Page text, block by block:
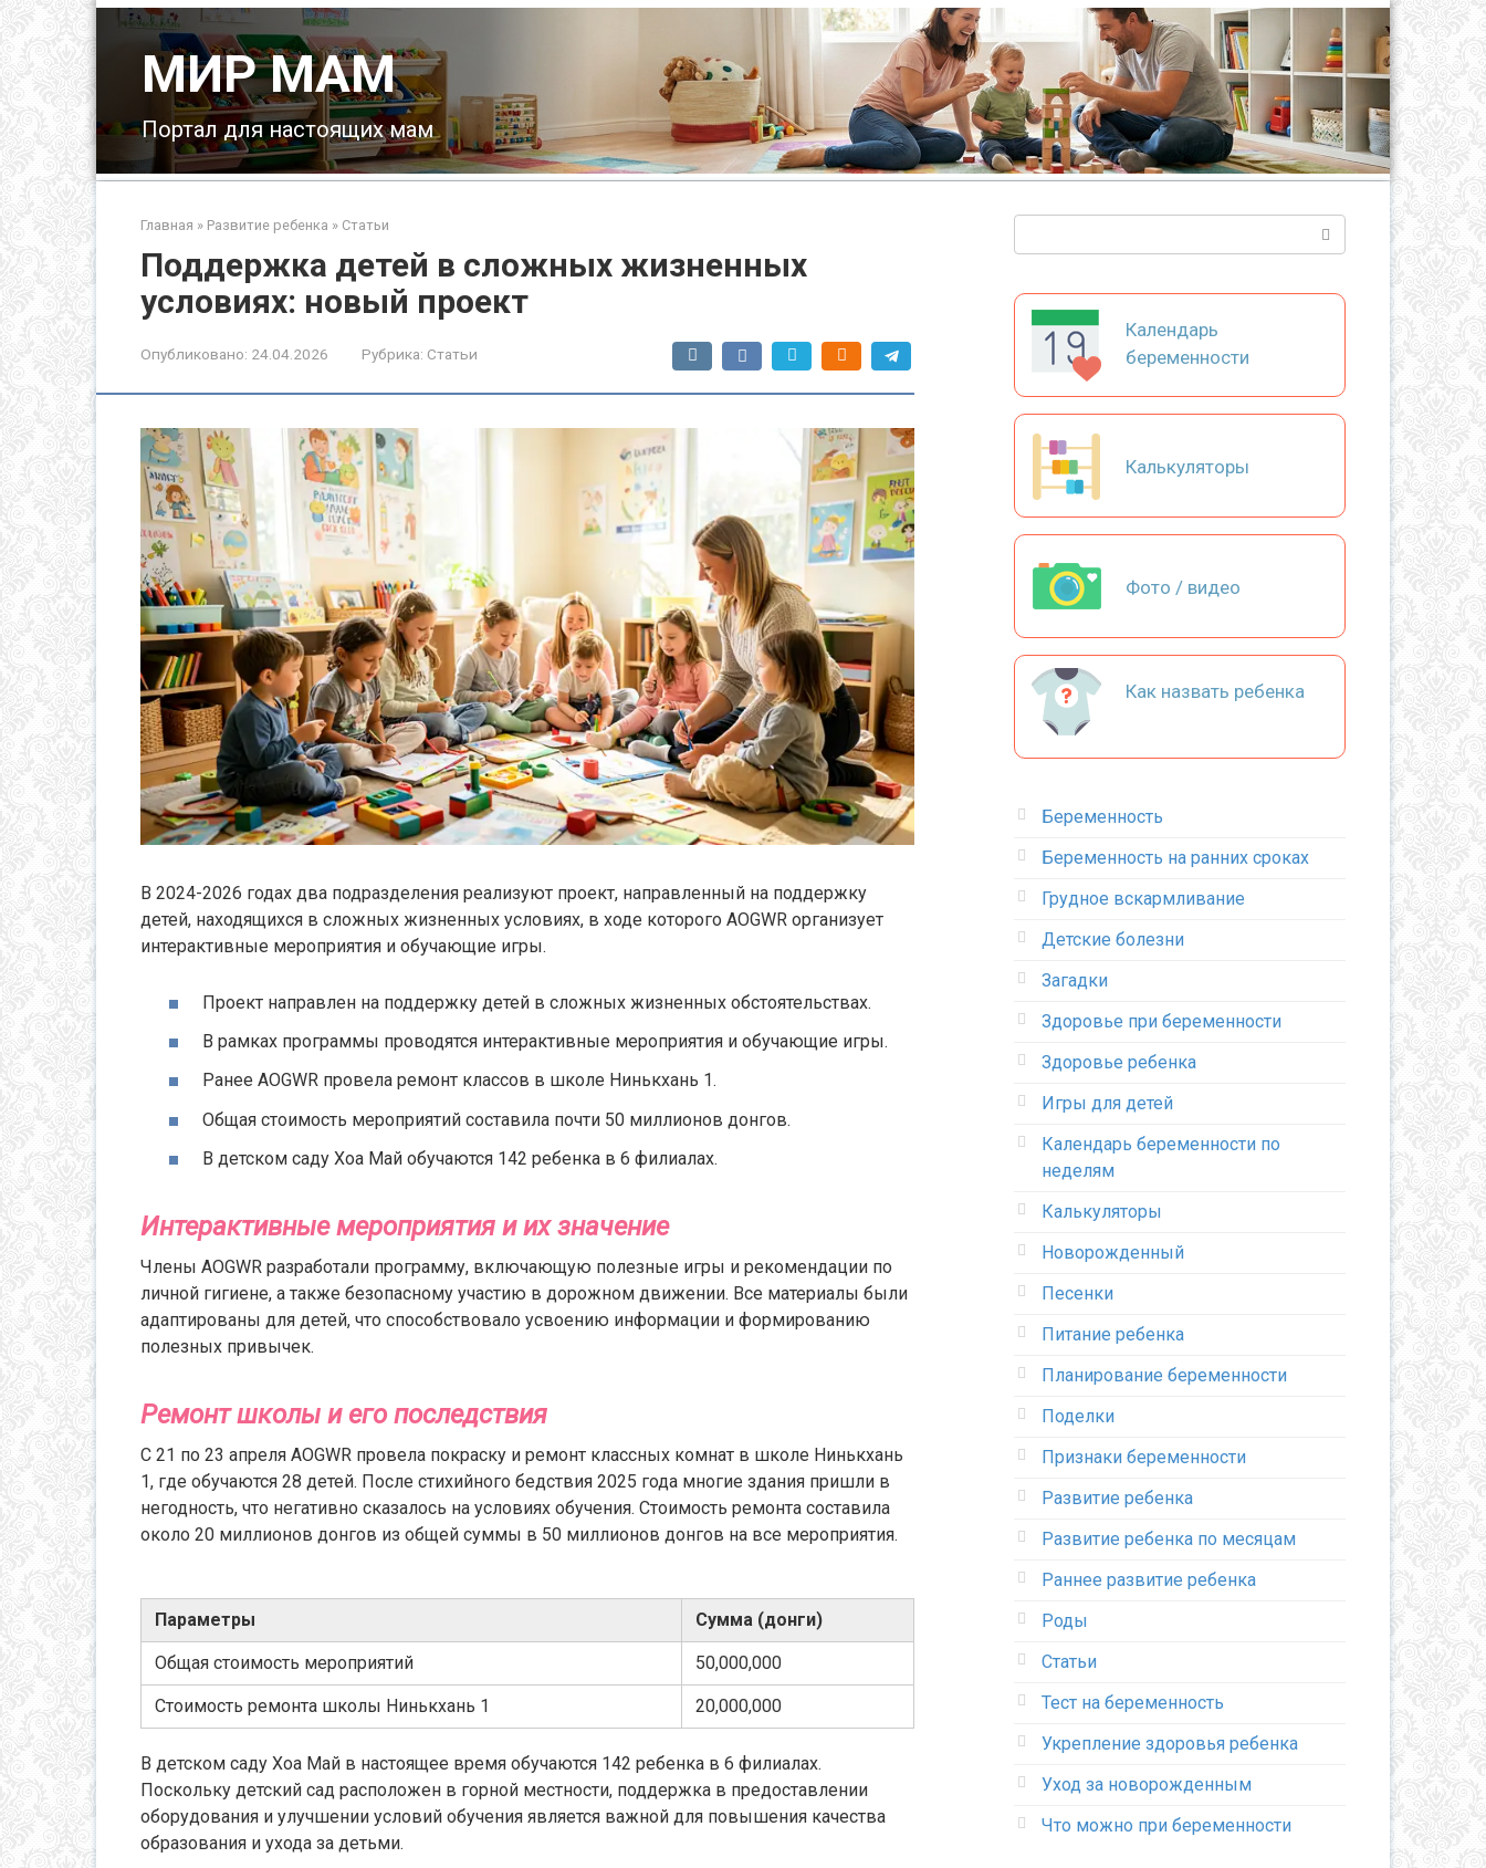
МИР МАМ
Портал для настоящих мам
Главная » Развитие ребенка » Статьи
Поддержка детей в сложных жизненных
условиях: новый проект
Опубликовано: 24.04.2026 Рубрика: Статьи
В 2024-2026 годах два подразделения реализуют проект, направленный на поддержку
детей, находящихся в сложных жизненных условиях, в ходе которого AOGWR организует
интерактивные мероприятия и обучающие игры.
Проект направлен на поддержку детей в сложных жизненных обстоятельствах.
В рамках программы проводятся интерактивные мероприятия и обучающие игры.
Ранее AOGWR провела ремонт классов в школе Нинькхань 1.
Общая стоимость мероприятий составила почти 50 миллионов донгов.
В детском саду Хоа Май обучаются 142 ребенка в 6 филиалах.
Интерактивные мероприятия и их значение
Члены AOGWR разработали программу, включающую полезные игры и рекомендации по
личной гигиене, а также безопасному участию в дорожном движении. Все материалы были
адаптированы для детей, что способствовало усвоению информации и формированию
полезных привычек.
Ремонт школы и его последствия
С 21 по 23 апреля AOGWR провела покраску и ремонт классных комнат в школе Нинькхань
1, где обучаются 28 детей. После стихийного бедствия 2025 года многие здания пришли в
негодность, что негативно сказалось на условиях обучения. Стоимость ремонта составила
около 20 миллионов донгов из общей суммы в 50 миллионов донгов на все мероприятия.
Параметры Сумма (донги)
Общая стоимость мероприятий 50,000,000
Стоимость ремонта школы Нинькхань 1 20,000,000
В детском саду Хоа Май в настоящее время обучаются 142 ребенка в 6 филиалах.
Поскольку детский сад расположен в горной местности, поддержка в предоставлении
оборудования и улучшении условий обучения является важной для повышения качества
образования и ухода за детьми.
Календарь
беременности
Калькуляторы
Фото / видео
Как назвать ребенка
Беременность
Беременность на ранних сроках
Грудное вскармливание
Детские болезни
Загадки
Здоровье при беременности
Здоровье ребенка
Игры для детей
Календарь беременности по
неделям
Калькуляторы
Новорожденный
Песенки
Питание ребенка
Планирование беременности
Поделки
Признаки беременности
Развитие ребенка
Развитие ребенка по месяцам
Раннее развитие ребенка
Роды
Статьи
Тест на беременность
Укрепление здоровья ребенка
Уход за новорожденным
Что можно при беременности